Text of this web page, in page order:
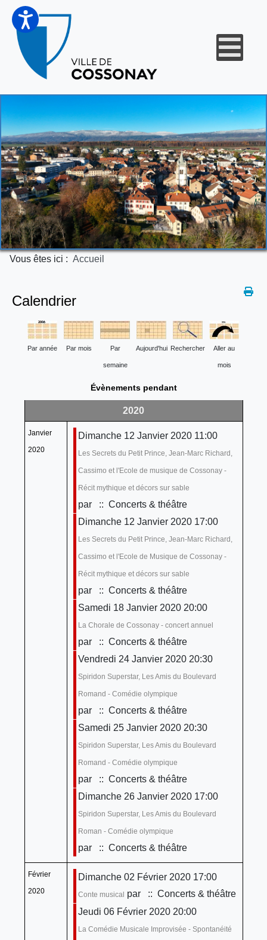
Vous êtes ici : Accueil
Calendrier
Par année Par mois Par
semaine
Aujourd'hui Rechercher Aller au
mois
Évènements pendant
2020
Janvier
2020
Dimanche 12 Janvier 2020 11:00
Les Secrets du Petit Prince, Jean-Marc Richard,
Cassimo et l'Ecole de musique de Cossonay -
Récit mythique et décors sur sable
par
:: Concerts & théâtre
Dimanche 12 Janvier 2020 17:00
Les Secrets du Petit Prince, Jean-Marc Richard,
Cassimo et l'Ecole de Musique de Cossonay -
Récit mythique et décors sur sable
par
:: Concerts & théâtre
Samedi 18 Janvier 2020 20:00
La Chorale de Cossonay - concert annuel
par
:: Concerts & théâtre
Vendredi 24 Janvier 2020 20:30
Spiridon Superstar, Les Amis du Boulevard
Romand - Comédie olympique
par
:: Concerts & théâtre
Samedi 25 Janvier 2020 20:30
Spiridon Superstar, Les Amis du Boulevard
Romand - Comédie olympique
par
:: Concerts & théâtre
Dimanche 26 Janvier 2020 17:00
Spiridon Superstar, Les Amis du Boulevard
Roman - Comédie olympique
par :: Concerts & théâtre
Février
2020
Dimanche 02 Février 2020 17:00
Conte musical par
:: Concerts & théâtre
Jeudi 06 Février 2020 20:00
La Comédie Musicale Improvisée - Spontanéité